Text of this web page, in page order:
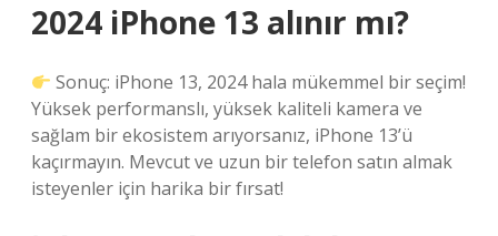
2024 iPhone 13 alınır mı?
Sonuç: iPhone 13, 2024 hala mükemmel bir seçim!
Yüksek performanslı, yüksek kaliteli kamera ve
sağlam bir ekosistem arıyorsanız, iPhone 13’ü
kaçırmayın. Mevcut ve uzun bir telefon satın almak
isteyenler için harika bir fırsat!